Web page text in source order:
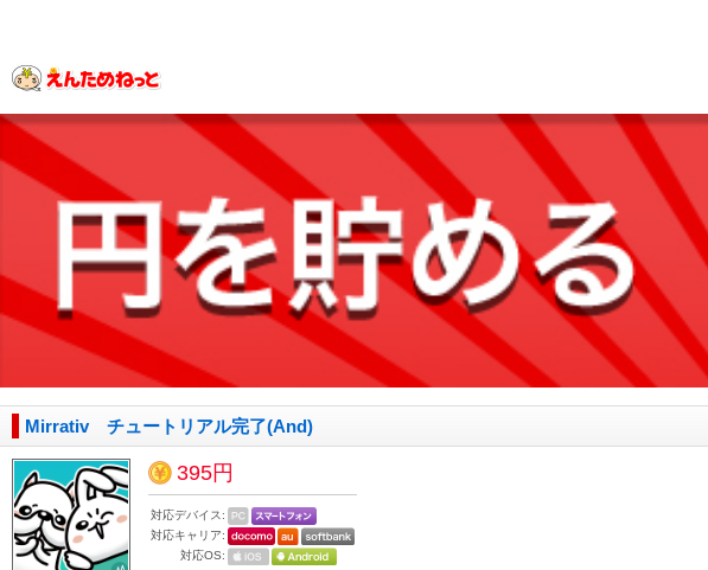
Mirrativ チュートリアル完了(And)
395円
対応デバイス:
対応キャリア:
対応OS: